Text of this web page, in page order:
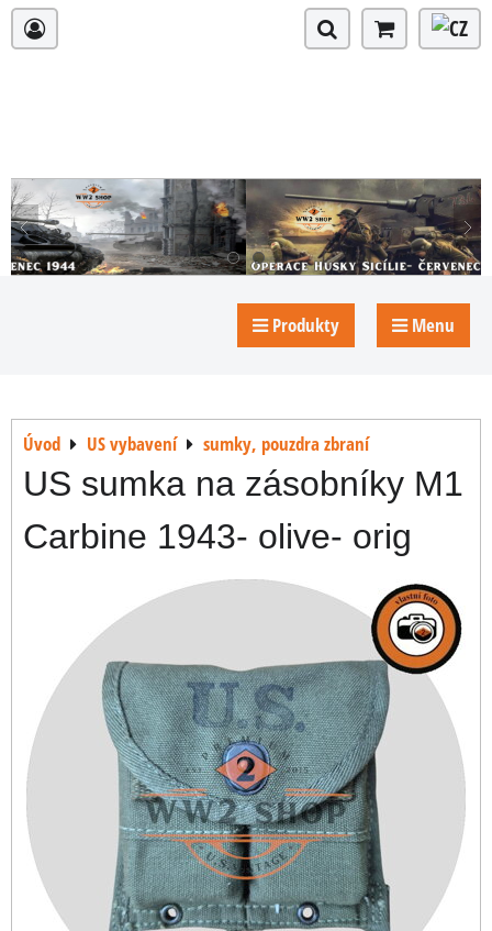
Produkty Menu
Úvod US vybavení sumky, pouzdra zbraní
US sumka na zásobníky M1
Carbine 1943- olive- orig